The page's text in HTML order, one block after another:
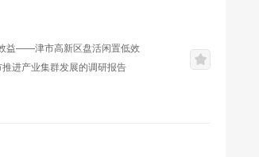
效益——津市高新区盘活闲置低效
进产业集群发展的调研报告